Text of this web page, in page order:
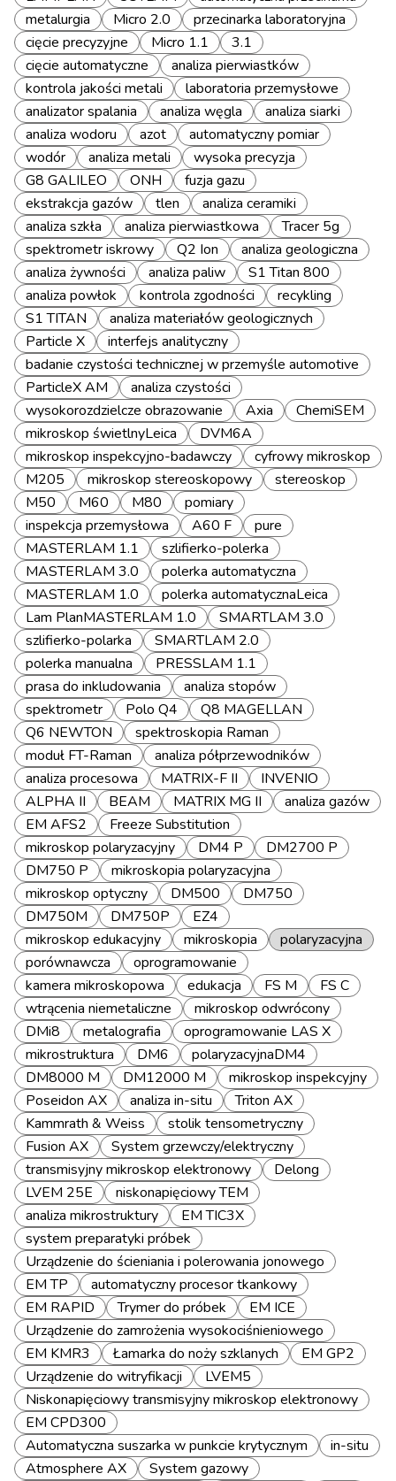
metalurgia
Micro 2.0
przecinarka laboratoryjna
cięcie precyzyjne
Micro 1.1
3.1
cięcie automatyczne
analiza pierwiastków
kontrola jakości metali
laboratoria przemysłowe
analizator spalania
analiza węgla
analiza siarki
analiza wodoru
azot
automatyczny pomiar
wodór
analiza metali
wysoka precyzja
G8 GALILEO
ONH
fuzja gazu
ekstrakcja gazów
tlen
analiza ceramiki
analiza szkła
analiza pierwiastkowa
Tracer 5g
spektrometr iskrowy
Q2 Ion
analiza geologiczna
analiza żywności
analiza paliw
S1 Titan 800
analiza powłok
kontrola zgodności
recykling
S1 TITAN
analiza materiałów geologicznych
Particle X
interfejs analityczny
badanie czystości technicznej w przemyśle automotive
ParticleX AM
analiza czystości
wysokorozdzielcze obrazowanie
Axia
ChemiSEM
mikroskop świetlnyLeica
DVM6A
mikroskop inspekcyjno-badawczy
cyfrowy mikroskop
M205
mikroskop stereoskopowy
stereoskop
M50
M60 M80
pomiary
inspekcja przemysłowa
A60 F
pure
MASTERLAM 1.1
szlifierko-polerka
MASTERLAM 3.0
polerka automatyczna
MASTERLAM 1.0
polerka automatycznaLeica
Lam PlanMASTERLAM 1.0
SMARTLAM 3.0
szlifierko-polarka
SMARTLAM 2.0
polerka manualna
PRESSLAM 1.1
prasa do inkludowania
analiza stopów
spektrometr
Polo Q4
Q8 MAGELLAN
Q6 NEWTON
spektroskopia Raman
moduł FT-Raman
analiza półprzewodników
analiza procesowa
MATRIX-F II
INVENIO
ALPHA II
BEAM MATRIX MG II
analiza gazów
EM AFS2
Freeze Substitution
mikroskop polaryzacyjny
DM4 P
DM2700 P
DM750 P
mikroskopia polaryzacyjna
mikroskop optyczny
DM500
DM750
DM750M
DM750P
EZ4
mikroskop edukacyjny
mikroskopia
polaryzacyjna
porównawcza
oprogramowanie
kamera mikroskopowa
edukacja FS M
FS C
wtrącenia niemetaliczne
mikroskop odwrócony
DMi8
metalografia
oprogramowanie LAS X
mikrostruktura
DM6
polaryzacyjnaDM4
DM8000 M
DM12000 M
mikroskop inspekcyjny
Poseidon AX
analiza in-situ
Triton AX
Kammrath & Weiss
stolik tensometryczny
Fusion AX
System grzewczy/elektryczny
transmisyjny mikroskop elektronowy
Delong
LVEM 25E
niskonapięciowy TEM
analiza mikrostruktury
EM TIC3X
system preparatyki próbek
Urządzenie do ścieniania i polerowania jonowego
EM TP
automatyczny procesor tkankowy
EM RAPID
Trymer do próbek
EM ICE
Urządzenie do zamrożenia wysokociśnieniowego
EM KMR3
Łamarka do noży szklanych
EM GP2
Urządzenie do witryfikacji
LVEM5
Niskonapięciowy transmisyjny mikroskop elektronowy
EM CPD300
Automatyczna suszarka w punkcie krytycznym
in-situ
Atmosphere AX
System gazowy